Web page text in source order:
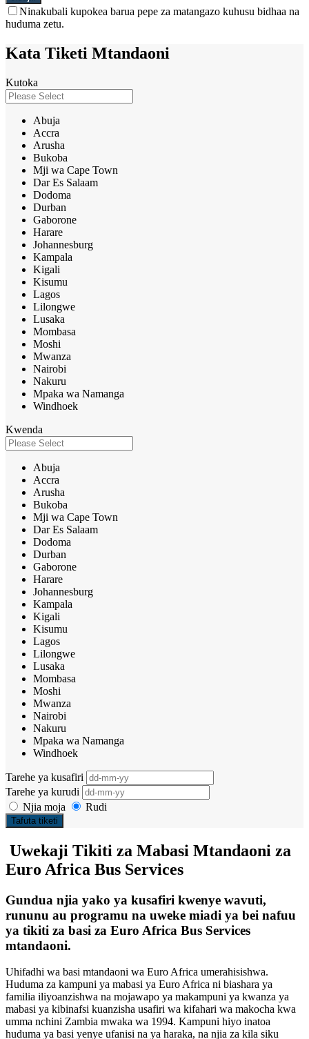
Ninakubali kupokea barua pepe za matangazo kuhusu bidhaa na
huduma zetu.
Kata Tiketi Mtandaoni
Kutoka
Abuja
Accra
Arusha
Bukoba
Mji wa Cape Town
Dar Es Salaam
Dodoma
Durban
Gaborone
Harare
Johannesburg
Kampala
Kigali
Kisumu
Lagos
Lilongwe
Lusaka
Mombasa
Moshi
Mwanza
Nairobi
Nakuru
Mpaka wa Namanga
Windhoek
Kwenda
Abuja
Accra
Arusha
Bukoba
Mji wa Cape Town
Dar Es Salaam
Dodoma
Durban
Gaborone
Harare
Johannesburg
Kampala
Kigali
Kisumu
Lagos
Lilongwe
Lusaka
Mombasa
Moshi
Mwanza
Nairobi
Nakuru
Mpaka wa Namanga
Windhoek
Tarehe ya kusafiri
Tarehe ya kurudi
Njia moja
Rudi
Tafuta tiketi
Uwekaji Tikiti za Mabasi Mtandaoni za
Euro Africa Bus Services
Gundua njia yako ya kusafiri kwenye wavuti,
rununu au programu na uweke miadi ya bei nafuu
ya tikiti za basi za Euro Africa Bus Services
mtandaoni.
Uhifadhi wa basi mtandaoni wa Euro Africa umerahisishwa.
Huduma za kampuni ya mabasi ya Euro Africa ni biashara ya
familia iliyoanzishwa na mojawapo ya makampuni ya kwanza ya
mabasi ya kibinafsi kuanzisha usafiri wa kifahari wa makocha kwa
umma nchini Zambia mwaka wa 1994. Kampuni hiyo inatoa
huduma ya basi yenye ufanisi na ya haraka, na njia za kila siku